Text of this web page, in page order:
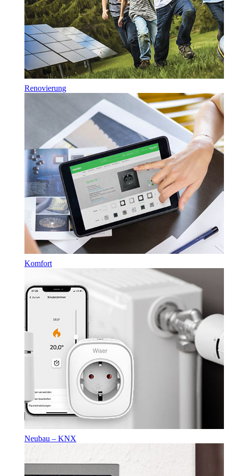
Renovierung
Komfort
Neubau – KNX